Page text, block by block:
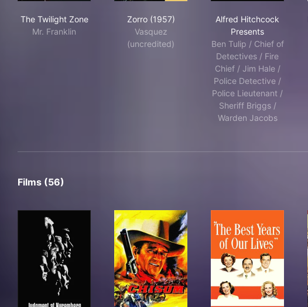
The Twilight Zone
Mr. Franklin
Zorro (1957)
Vasquez
(uncredited)
Alfred Hitchcock
Presents
Ben Tulip / Chief of
Detectives / Fire
Chief / Jim Hale /
Police Detective /
Police Lieutenant /
Sheriff Briggs /
Warden Jacobs
Films (56)